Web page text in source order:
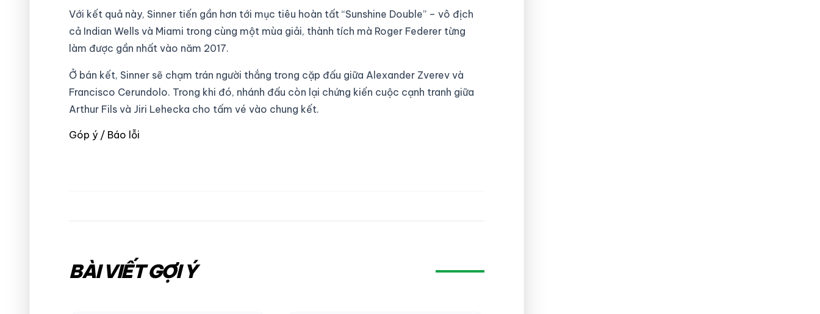
Với kết quả này, Sinner tiến gần hơn tới mục tiêu hoàn tất “Sunshine Double” – vô địch
cả Indian Wells và Miami trong cùng một mùa giải, thành tích mà Roger Federer từng
làm được gần nhất vào năm 2017.
Ở bán kết, Sinner sẽ chạm trán người thắng trong cặp đấu giữa Alexander Zverev và
Francisco Cerundolo. Trong khi đó, nhánh đấu còn lại chứng kiến cuộc cạnh tranh giữa
Arthur Fils và Jiri Lehecka cho tấm vé vào chung kết.
Góp ý / Báo lỗi
BÀI VIẾT GỢI Ý